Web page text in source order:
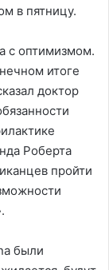
в пятницу.
с оптимизмом.
итоге
доктор
Роберта
пройти
были